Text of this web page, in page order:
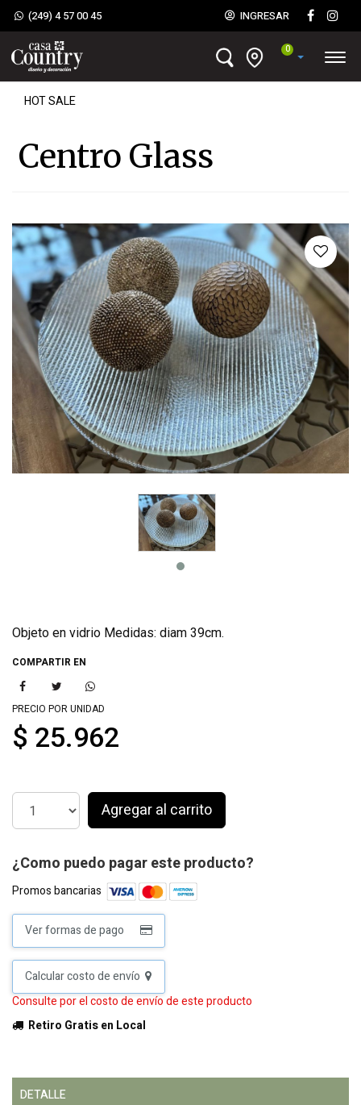
(249) 4 57 00 45 INGRESAR
0
HOT SALE
Centro Glass
Objeto en vidrio Medidas: diam 39cm.
COMPARTIR EN
PRECIO POR UNIDAD
$ 25.962
Agregar al carrito
¿Como puedo pagar este producto?
Promos bancarias
Ver formas de pago
Calcular costo de envío
Consulte por el costo de envío de este producto
Retiro Gratis en Local
DETALLE